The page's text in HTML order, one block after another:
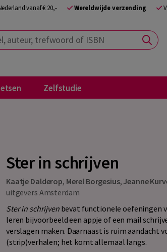
vanaf € 20,- Wereldwijde verzending
trefwoord of ISBN
Zelfstudie
Ster in schrijven
Kaatje Dalderop, Merel Borgesius, Jeanne
uitgevers Amsterdam
Ster in schrijven bevat functionele oefeningen
leren bijvoorbeeld een appje of een mail
verslagen maken. Daarnaast is ruim aandacht
(strip)verhalen; het komt allemaal langs.